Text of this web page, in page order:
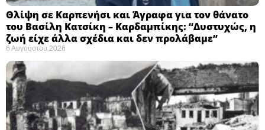
Θλίψη σε Καρπενήσι και Άγραφα για τον θάνατο
του Βασίλη Κατσίκη – Καρδαμπίκης: “Δυστυχώς, η
ζωή είχε άλλα σχέδια και δεν προλάβαμε”
6 Αυγούστου 2026